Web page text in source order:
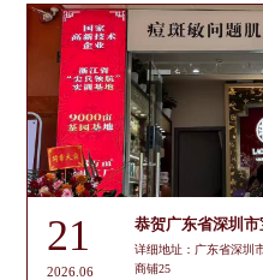
21
2026.06
恭贺广东省深圳
详细地址：广东省深圳
商铺25